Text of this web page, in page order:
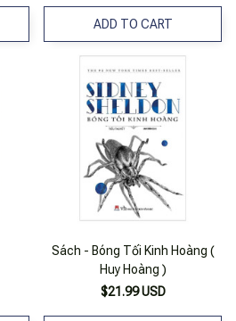
ADD TO CART
Sách - Bóng Tối Kinh Hoàng (
Huy Hoàng )
$21.99 USD